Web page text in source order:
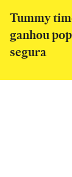
Tummy
ganhou
segura